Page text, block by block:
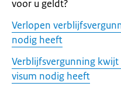
voor u geldt?
Verlopen
nodig heeft
Verblijfsvergunning kwijt
visum nodig heeft